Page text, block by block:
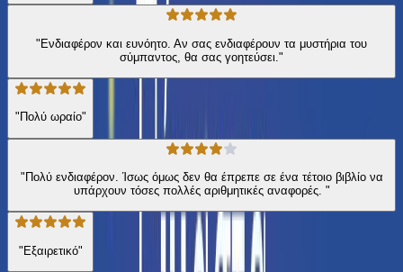
"Ενδιαφέρον και ευνόητο. Αν σας ενδιαφέρουν τα μυστήρια του
σύμπαντος, θα σας γοητεύσει."
"Πολύ ωραίο"
"Πολύ ενδιαφέρον. Ίσως όμως δεν θα έπρεπε σε ένα τέτοιο βιβλίο να
υπάρχουν τόσες πολλές αριθμητικές αναφορές. "
"Εξαιρετικό"